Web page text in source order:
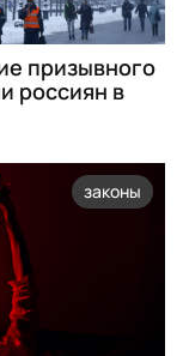
призывного
россиян в
законы